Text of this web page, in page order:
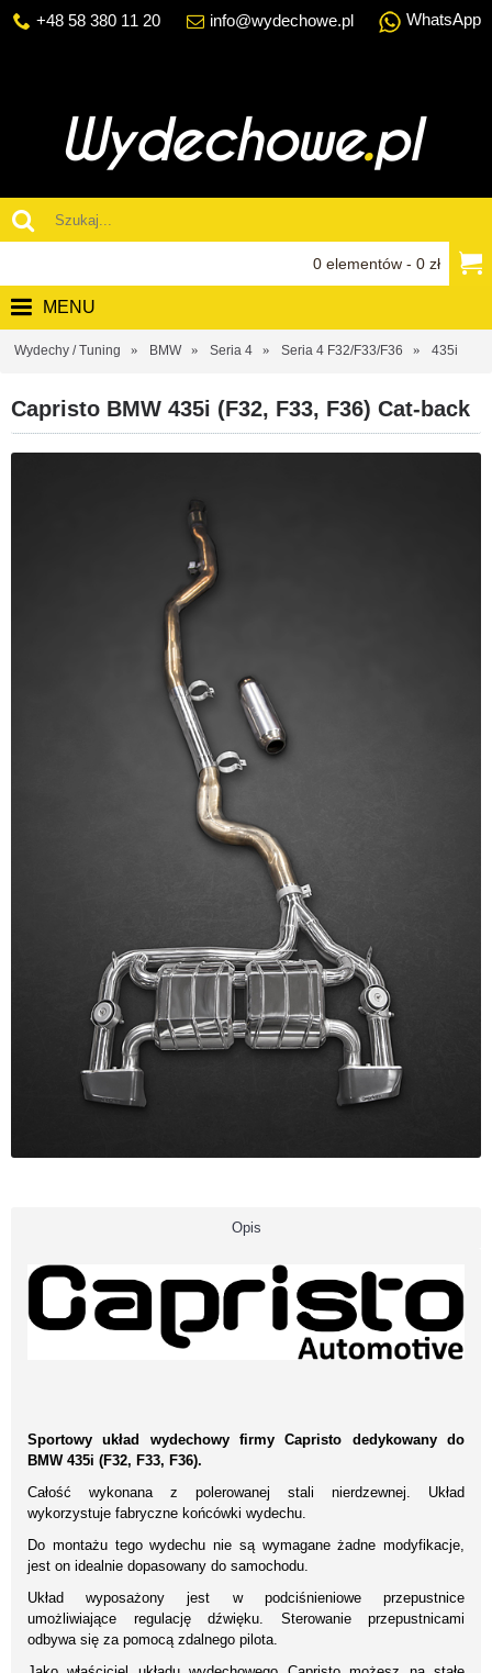
+48 58 380 11 20 info@wydechowe.pl WhatsApp
0 elementów - 0 zł
MENU
Wydechy / Tuning BMW Seria 4 Seria 4 F32/F33/F36 435i
Capristo BMW 435i (F32, F33, F36) Cat-back
Opis
Sportowy układ wydechowy firmy Capristo dedykowany do
BMW 435i (F32, F33, F36).
Całość wykonana z polerowanej stali nierdzewnej. Układ
wykorzystuje fabryczne końcówki wydechu.
Do montażu tego wydechu nie są wymagane żadne modyfikacje,
jest on idealnie dopasowany do samochodu.
Układ wyposażony jest w podciśnieniowe przepustnice
umożliwiające regulację dźwięku. Sterowanie przepustnicami
odbywa się za pomocą zdalnego pilota.